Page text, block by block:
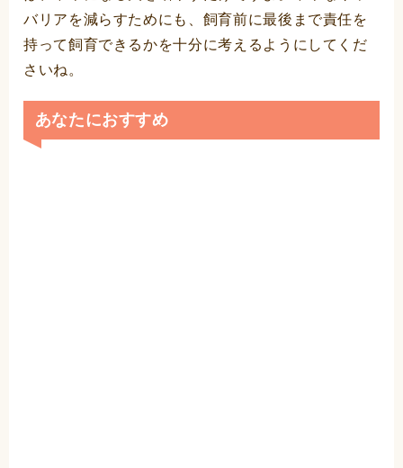
バリアを減らすためにも、飼育前に最後まで責任を
持って飼育できるかを十分に考えるようにしてくだ
さいね。
あなたにおすすめ